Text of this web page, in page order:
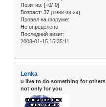
Позитив: [+0/-0]
Возраст: 37 [1988-08-24]
Провел на форуме:
Не определено
Последний визит:
2008-01-15 15:35:11
Lenka
u live to do something for others
not only for you